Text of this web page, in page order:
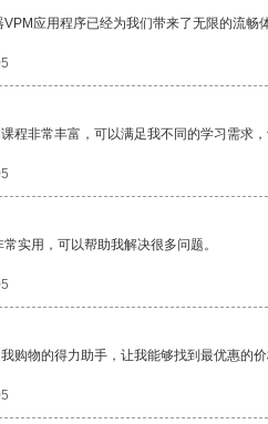
应用程序已经为我们带来了无限的流畅体
程非常丰富，可以满足我不同的学习需求
实用，可以帮助我解决很多问题。
购物的得力助手，让我能够找到最优惠的价